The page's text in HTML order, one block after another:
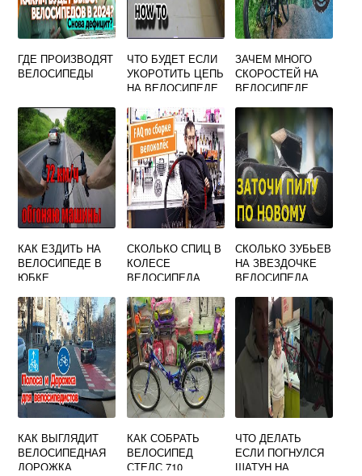
ГДЕ ПРОИЗВОДЯТ
ВЕЛОСИПЕДЫ
ЧТО БУДЕТ ЕСЛИ
УКОРОТИТЬ ЦЕПЬ
НА ВЕЛОСИПЕДЕ
ЗАЧЕМ МНОГО
СКОРОСТЕЙ НА
ВЕЛОСИПЕДЕ
КАК ЕЗДИТЬ НА
ВЕЛОСИПЕДЕ В
ЮБКЕ
СКОЛЬКО СПИЦ В
КОЛЕСЕ
ВЕЛОСИПЕДА
СКОЛЬКО ЗУБЬЕВ
НА ЗВЕЗДОЧКЕ
ВЕЛОСИПЕДА
КАК ВЫГЛЯДИТ
ВЕЛОСИПЕДНАЯ
ДОРОЖКА
КАК СОБРАТЬ
ВЕЛОСИПЕД
СТЕЛС 710
ЧТО ДЕЛАТЬ
ЕСЛИ ПОГНУЛСЯ
ШАТУН НА